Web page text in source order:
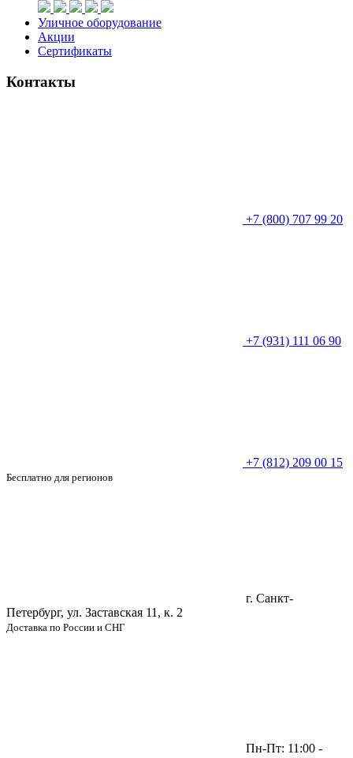
Уличное оборудование
Акции
Сертификаты
Контакты
+7 (800) 707 99 20
+7 (931) 111 06 90
+7 (812) 209 00 15
Бесплатно для регионов
г. Санкт-
Петербург, ул. Заставская 11, к. 2
Доставка по России и СНГ
Пн-Пт: 11:00 -